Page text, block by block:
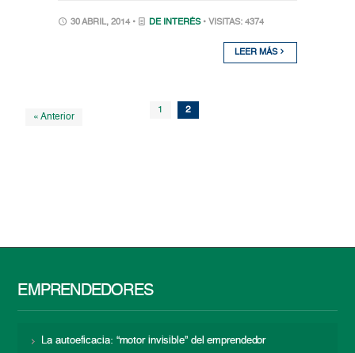
30 ABRIL, 2014 • DE INTERÉS • VISITAS: 4374
LEER MÁS
« Anterior
1 2
EMPRENDEDORES
La autoeficacia: “motor invisible” del emprendedor